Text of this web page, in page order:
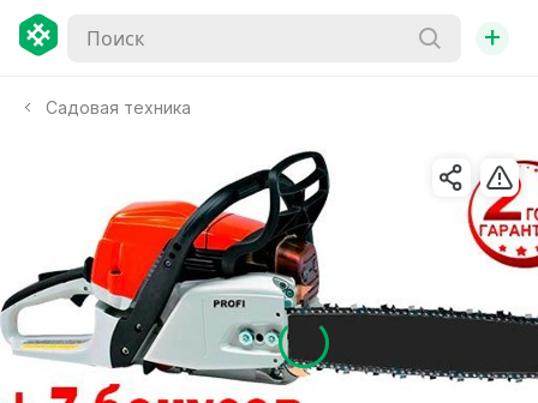
+
Садовая техника